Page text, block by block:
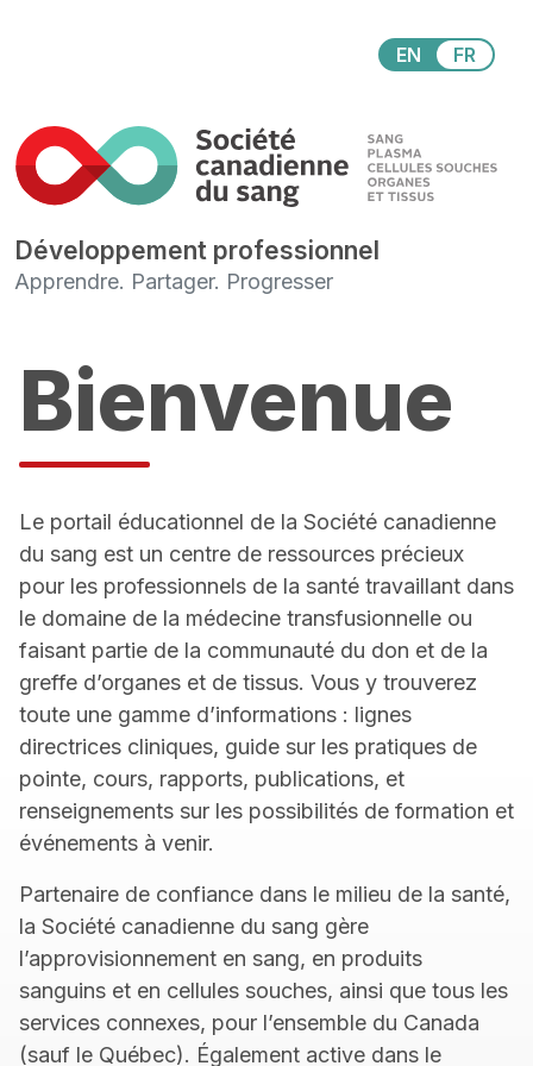
EN FR
Développement professionnel
Apprendre. Partager. Progresser
Bienvenue
Le portail éducationnel de la Société canadienne
du sang est un centre de ressources précieux
pour les professionnels de la santé travaillant dans
le domaine de la médecine transfusionnelle ou
faisant partie de la communauté du don et de la
greffe d’organes et de tissus. Vous y trouverez
toute une gamme d’informations : lignes
directrices cliniques, guide sur les pratiques de
pointe, cours, rapports, publications, et
renseignements sur les possibilités de formation et
événements à venir.
Partenaire de confiance dans le milieu de la santé,
la Société canadienne du sang gère
l’approvisionnement en sang, en produits
sanguins et en cellules souches, ainsi que tous les
services connexes, pour l’ensemble du Canada
(sauf le Québec). Également active dans le